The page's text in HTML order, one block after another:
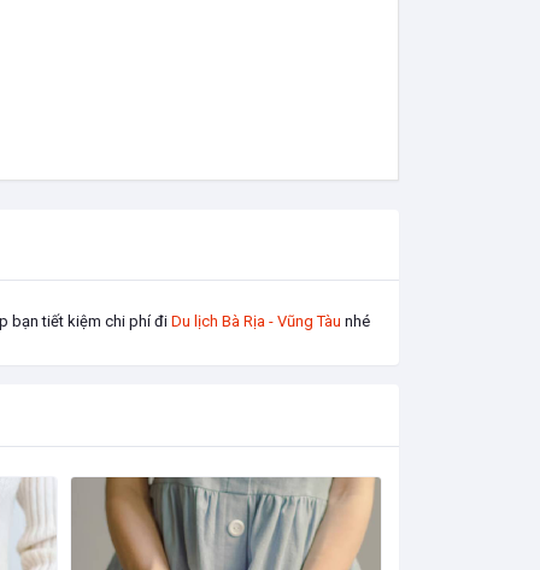
bạn tiết kiệm chi phí đi Du lịch Bà Rịa - Vũng Tàu nhé